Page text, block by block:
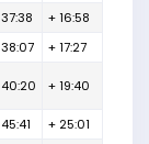
37:38
+ 16:58
38:07 + 17:27
40:20 + 19:40
45:41 + 25:01